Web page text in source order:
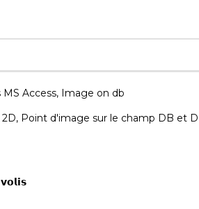
Access, Image on db
2D, Point d'image sur le champ DB et